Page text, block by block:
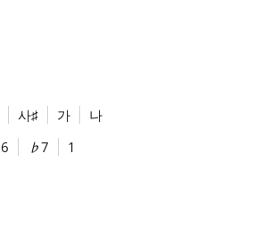
사♯ 가 나
6 ♭7 1